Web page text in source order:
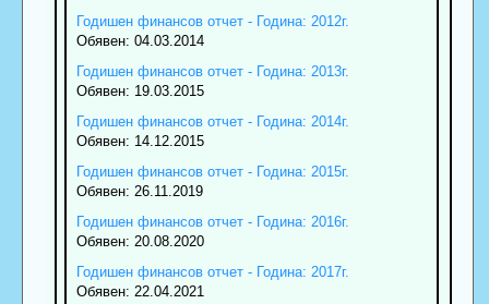
Годишен финансов отчет - Година: 2012г.
Обявен: 04.03.2014
Годишен финансов отчет - Година: 2013г.
Обявен: 19.03.2015
Годишен финансов отчет - Година: 2014г.
Обявен: 14.12.2015
Годишен финансов отчет - Година: 2015г.
Обявен: 26.11.2019
Годишен финансов отчет - Година: 2016г.
Обявен: 20.08.2020
Годишен финансов отчет - Година: 2017г.
Обявен: 22.04.2021